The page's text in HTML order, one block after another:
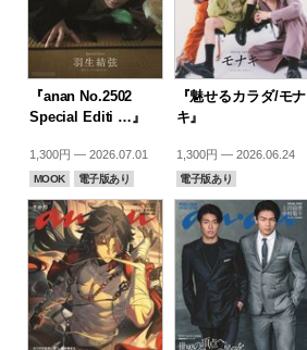
『anan No.2502
Special Editi …』
1,300円 — 2026.07.01
MOOK 電子版あり
『魅せるカラダ/モナ
キ』
1,300円 — 2026.06.24
電子版あり